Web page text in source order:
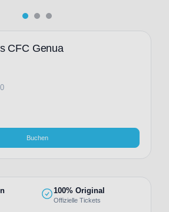
CFC Genua
Buchen
100% Original
Offizielle Tickets